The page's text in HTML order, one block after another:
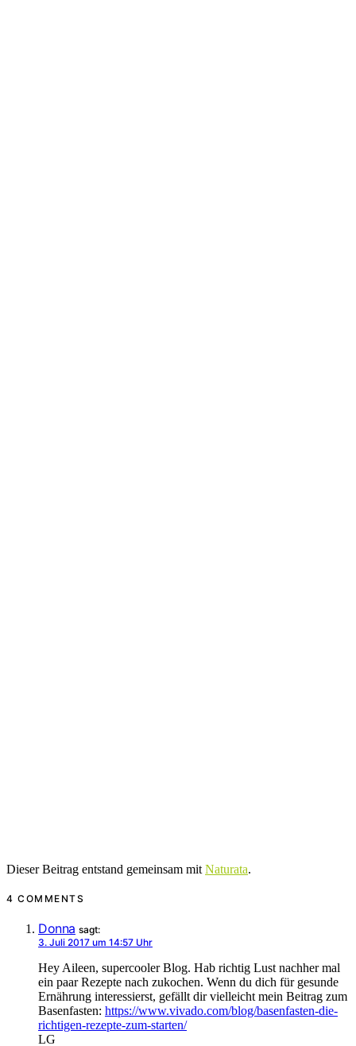
Dieser Beitrag entstand gemeinsam mit Naturata.
4 COMMENTS
Donna sagt:
3. Juli 2017 um 14:57 Uhr
Hey Aileen, supercooler Blog. Hab richtig Lust nachher mal
ein paar Rezepte nach zukochen. Wenn du dich für gesunde
Ernährung interessierst, gefällt dir vielleicht mein Beitrag zum
Basenfasten: https://www.vivado.com/blog/basenfasten-die-
richtigen-rezepte-zum-starten/
LG